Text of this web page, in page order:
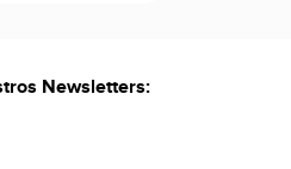
Newsletters: